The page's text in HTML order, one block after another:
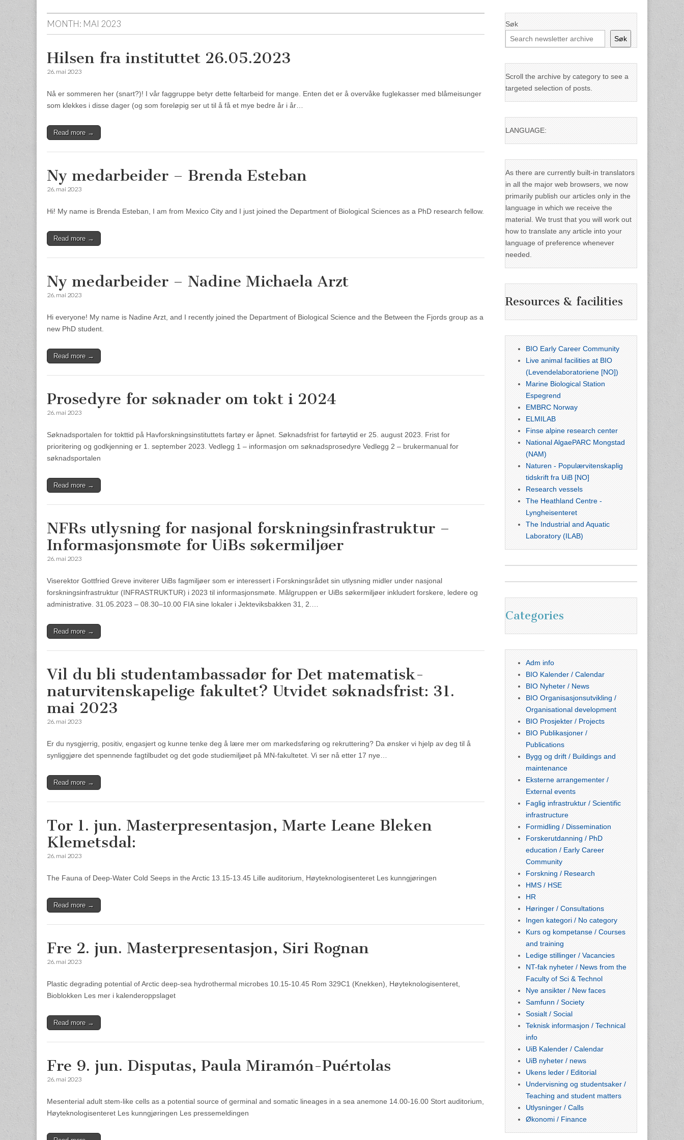
MONTH: MAI 2023
Hilsen fra instituttet 26.05.2023
26. mai 2023
Nå er sommeren her (snart?)! I vår faggruppe betyr dette feltarbeid for mange. Enten det er å overvåke fuglekasser med blåmeisunger
som klekkes i disse dager (og som foreløpig ser ut til å få et mye bedre år i år…
Read more →
Ny medarbeider – Brenda Esteban
26. mai 2023
Hi! My name is Brenda Esteban, I am from Mexico City and I just joined the Department of Biological Sciences as a PhD research fellow.
Read more →
Ny medarbeider – Nadine Michaela Arzt
26. mai 2023
Hi everyone! My name is Nadine Arzt, and I recently joined the Department of Biological Science and the Between the Fjords group as a
new PhD student.
Read more →
Prosedyre for søknader om tokt i 2024
26. mai 2023
Søknadsportalen for tokttid på Havforskningsinstituttets fartøy er åpnet. Søknadsfrist for fartøytid er 25. august 2023. Frist for
prioritering og godkjenning er 1. september 2023. Vedlegg 1 – informasjon om søknadsprosedyre Vedlegg 2 – brukermanual for
søknadsportalen
Read more →
NFRs utlysning for nasjonal forskningsinfrastruktur –
Informasjonsmøte for UiBs søkermiljøer
26. mai 2023
Viserektor Gottfried Greve inviterer UiBs fagmiljøer som er interessert i Forskningsrådet sin utlysning midler under nasjonal
forskningsinfrastruktur (INFRASTRUKTUR) i 2023 til informasjonsmøte. Målgruppen er UiBs søkermiljøer inkludert forskere, ledere og
administrative. 31.05.2023 – 08.30–10.00 FIA sine lokaler i Jekteviksbakken 31, 2.…
Read more →
Vil du bli studentambassadør for Det matematisk-
naturvitenskapelige fakultet? Utvidet søknadsfrist: 31.
mai 2023
26. mai 2023
Er du nysgjerrig, positiv, engasjert og kunne tenke deg å lære mer om markedsføring og rekruttering? Da ønsker vi hjelp av deg til å
synliggjøre det spennende fagtilbudet og det gode studiemiljøet på MN-fakultetet. Vi ser nå etter 17 nye…
Read more →
Tor 1. jun. Masterpresentasjon, Marte Leane Bleken
Klemetsdal:
26. mai 2023
The Fauna of Deep-Water Cold Seeps in the Arctic 13.15-13.45 Lille auditorium, Høyteknologisenteret Les kunngjøringen
Read more →
Fre 2. jun. Masterpresentasjon, Siri Rognan
26. mai 2023
Plastic degrading potential of Arctic deep-sea hydrothermal microbes 10.15-10.45 Rom 329C1 (Knekken), Høyteknologisenteret,
Bioblokken Les mer i kalenderoppslaget
Read more →
Fre 9. jun. Disputas, Paula Miramón-Puértolas
26. mai 2023
Mesenterial adult stem-like cells as a potential source of germinal and somatic lineages in a sea anemone 14.00-16.00 Stort auditorium,
Høyteknologisenteret Les kunngjøringen Les pressemeldingen
Søk
Søk
Scroll the archive by category to see a
targeted selection of posts.
LANGUAGE:
As there are currently built-in translators
in all the major web browsers, we now
primarily publish our articles only in the
language in which we receive the
material. We trust that you will work out
how to translate any article into your
language of preference whenever
needed.
Resources & facilities
BIO Early Career Community
Live animal facilities at BIO
(Levendelaboratoriene [NO])
Marine Biological Station
Espegrend
EMBRC Norway
ELMILAB
Finse alpine research center
National AlgaePARC Mongstad
(NAM)
Naturen - Populærvitenskaplig
tidskrift fra UiB [NO]
Research vessels
The Heathland Centre -
Lyngheisenteret
The Industrial and Aquatic
Laboratory (ILAB)
Categories
Adm info
BIO Kalender / Calendar
BIO Nyheter / News
BIO Organisasjonsutvikling /
Organisational development
BIO Prosjekter / Projects
BIO Publikasjoner /
Publications
Bygg og drift / Buildings and
maintenance
Eksterne arrangementer /
External events
Faglig infrastruktur / Scientific
infrastructure
Formidling / Dissemination
Forskerutdanning / PhD
education / Early Career
Community
Forskning / Research
HMS / HSE
HR
Høringer / Consultations
Ingen kategori / No category
Kurs og kompetanse / Courses
and training
Ledige stillinger / Vacancies
NT-fak nyheter / News from the
Faculty of Sci & Technol
Nye ansikter / New faces
Samfunn / Society
Sosialt / Social
Teknisk informasjon / Technical
info
UiB Kalender / Calendar
UiB nyheter / news
Ukens leder / Editorial
Undervisning og studentsaker /
Teaching and student matters
Utlysninger / Calls
Økonomi / Finance